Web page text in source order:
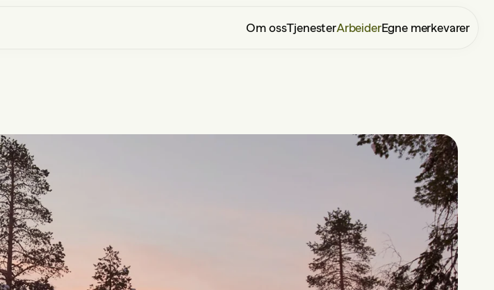
Om ossTjenesterArbeiderEgne merkevarer